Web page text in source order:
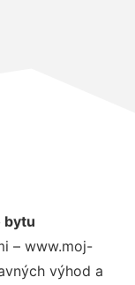
bytu
– www.moj-
výhod a